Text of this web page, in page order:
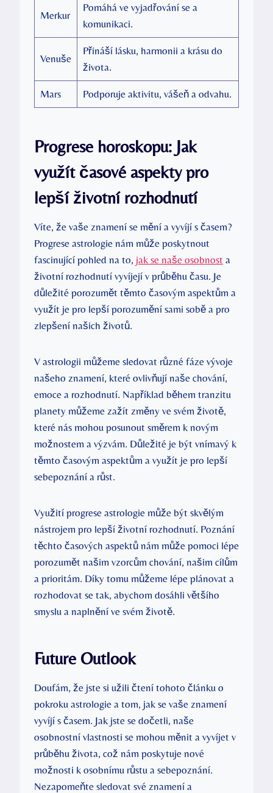
Merkur
Pomáhá ve vyjadřování se a
komunikaci.
Venuše
Přináší lásku, harmonii a krásu do
života.
Mars Podporuje aktivitu, vášeň a odvahu.
Progrese horoskopu: Jak
využít časové aspekty pro
lepší životní rozhodnutí
Víte, že vaše znamení se mění a vyvíjí s časem?
Progrese astrologie nám může poskytnout
fascinující pohled na to, jak se naše osobnost a
životní rozhodnutí vyvíjejí v průběhu času. Je
důležité porozumět těmto časovým aspektům a
využít je pro lepší porozumění sami sobě a pro
zlepšení našich životů.
V astrologii můžeme sledovat různé fáze vývoje
našeho znamení, které ovlivňují naše chování,
emoce a rozhodnutí. Například během tranzitu
planety můžeme zažít změny ve svém životě,
které nás mohou posunout směrem k novým
možnostem a výzvám. Důležité je být vnímavý k
těmto časovým aspektům a využít je pro lepší
sebepoznání a růst.
Využití progrese astrologie může být skvělým
nástrojem pro lepší životní rozhodnutí. Poznání
těchto časových aspektů nám může pomoci lépe
porozumět našim vzorcům chování, našim cílům
a prioritám. Díky tomu můžeme lépe plánovat a
rozhodovat se tak, abychom dosáhli většího
smyslu a naplnění ve svém životě.
Future Outlook
Doufám, že jste si užili čtení tohoto článku o
pokroku astrologie a tom, jak se vaše znamení
vyvíjí s časem. Jak jste se dočetli, naše
osobnostní vlastnosti se mohou měnit a vyvíjet v
průběhu života, což nám poskytuje nové
možnosti k osobnímu růstu a sebepoznání.
Nezapomeňte sledovat své znamení a